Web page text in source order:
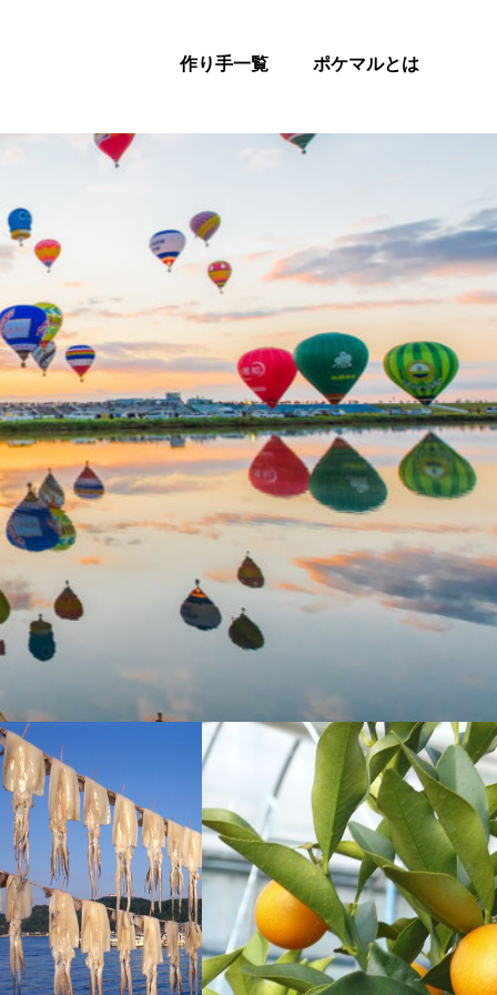
作り手一覧 ポケマルとは